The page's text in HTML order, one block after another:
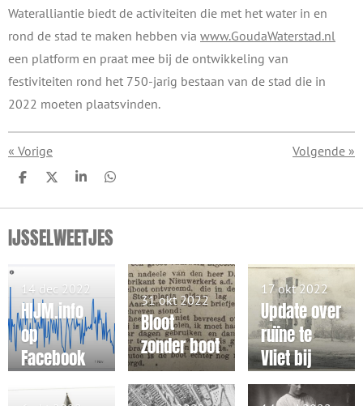
Wateralliantie biedt de activiteiten die met het water in en
rond de stad te maken hebben via www.GoudaWaterstad.nl
een platform en praat mee bij de ontwikkeling van
festiviteiten rond het 750-jarig bestaan van de stad die in
2022 moeten plaatsvinden.
« Vorige Volgende »
D
l
n
D
e
S
a
e
D
l
n
IJSSELWEETJES
HIJM.info
op
Facebook
14 dec 2022
Bloot
zonder boot
31 okt 2022
Update over
ruïne te
Vliet bij
Haastrecht
17 okt 2022